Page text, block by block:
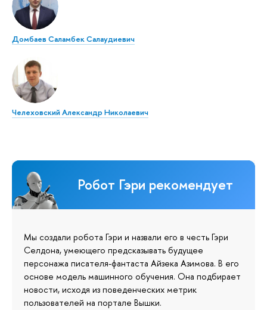
Домбаев Саламбек Салаудиевич
Челеховский Александр Николаевич
Робот Гэри рекомендует
Мы создали робота Гэри и назвали его в честь Гэри
Селдона, умеющего предсказывать будущее
персонажа писателя-фантаста Айзека Азимова. В его
основе модель машинного обучения. Она подбирает
новости, исходя из поведенческих метрик
пользователей на портале Вышки.